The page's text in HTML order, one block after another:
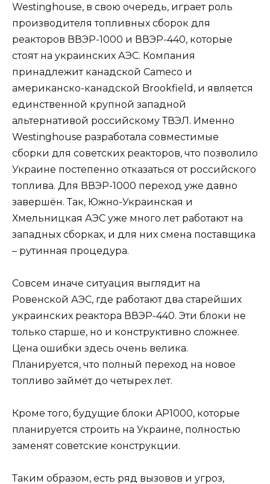
West­ing­house, в свою очередь, играет роль
производителя топливных сборок для
реакторов ВВЭР-1000 и ВВЭР-440, которые
стоят на украинских АЭС. Компания
принадлежит канадской Came­co и
американско-канадской Brook­field, и является
единственной крупной западной
альтернативой российскому ТВЭЛ. Именно
West­ing­house разработала совместимые
сборки для советских реакторов, что позволило
Украине постепенно отказаться от российского
топлива. Для ВВЭР-1000 переход уже давно
завершён. Так, Южно-Украинская и
Хмельницкая АЭС уже много лет работают на
западных сборках, и для них смена поставщика
– рутинная процедура.
Совсем иначе ситуация выглядит на
Ровенской АЭС, где работают два старейших
украинских реактора ВВЭР-440. Эти блоки не
только старше, но и конструктивно сложнее.
Цена ошибки здесь очень велика.
Планируется, что полный переход на новое
топливо займёт до четырех лет.
Кроме того, будущие блоки AP1000, которые
планируется строить на Украине, полностью
заменят советские конструкции.
Таким образом, есть ряд вызовов и угроз,